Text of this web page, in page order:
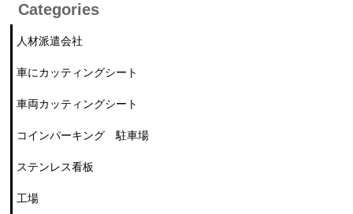
Categories
人材派遣会社
車にカッティングシート
車両カッティングシート
コインパーキング 駐車場
ステンレス看板
工場